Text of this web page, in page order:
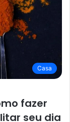
Casa
fazer
seu dia